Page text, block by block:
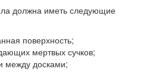
должна иметь следующие
поверхность;
мертвых сучков;
между досками;